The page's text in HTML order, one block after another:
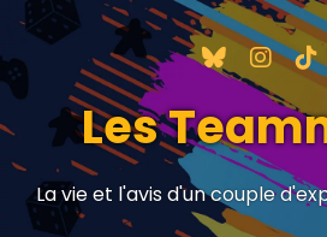
Les
La vie et l'avis d'un couple